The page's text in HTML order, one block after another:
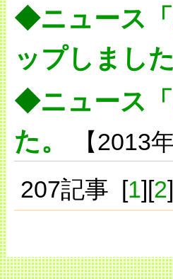
◆ニュース
ップしました
◆ニュース
た。
【2013
207記事 [1][2